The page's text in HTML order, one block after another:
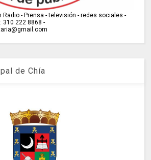
Radio - Prensa - televisión - redes sociales -
310 222 8868 -
de Chía